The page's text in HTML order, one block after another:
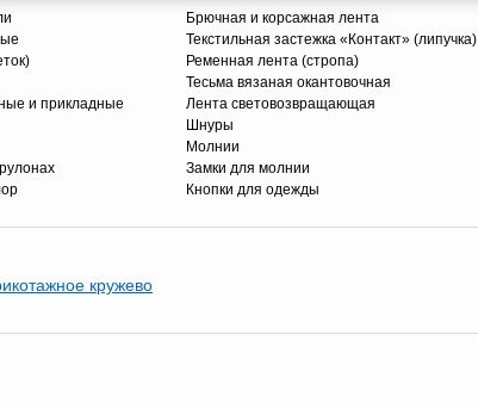
и прикладные
Брючная и корсажная лента
Текстильная застежка «Контакт» (липучка)
Ременная лента (стропа)
Тесьма вязаная окантовочная
Лента световозвращающая
Шнуры
Молнии
Замки для молнии
Кнопки для одежды
кружево